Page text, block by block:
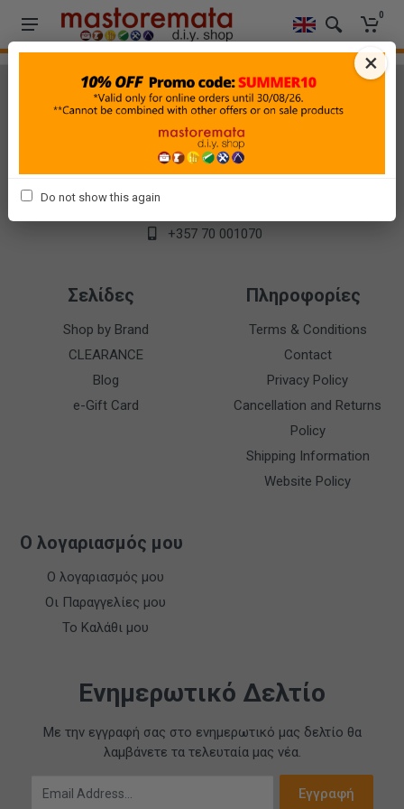
0
Επικοινωνία
Βασιλέως Παύλου 62, Άγιος Δομέτιος, 2360, Λευκωσία-
info@mastoremata-diy.com
+357 70 001070
Σελίδες
Shop by Brand
CLEARANCE
Blog
e-Gift Card
Πληροφορίες
Terms & Conditions
Contact
Privacy Policy
Cancellation and Returns
Policy
Shipping Information
Website Policy
Ο λογαριασμός μου
Ο λογαριασμός μου
Οι Παραγγελίες μου
Το Καλάθι μου
Ενημερωτικό Δελτίο
Με την εγγραφή σας στο ενημερωτικό μας δελτίο θα
λαμβάνετε τα τελευταία μας νέα.
Email Address
Εγγραφή
×
Do not show this again